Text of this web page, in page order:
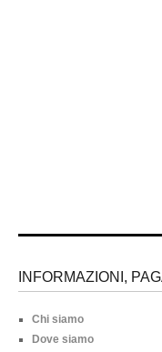
INFORMAZIONI,
Chi siamo
Dove siamo